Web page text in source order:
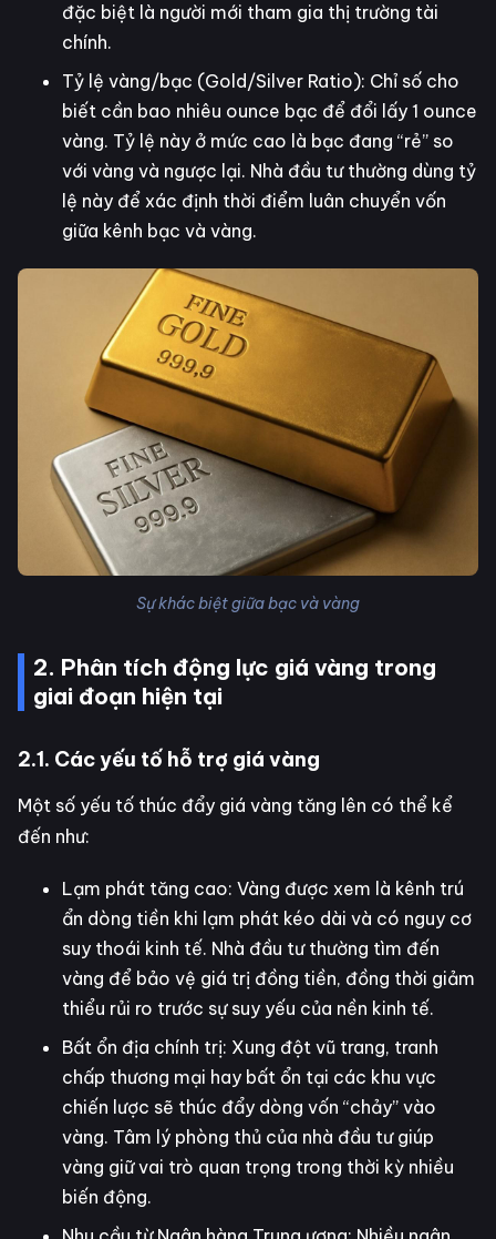
đặc biệt là người mới tham gia thị trường tài
chính.
Tỷ lệ vàng/bạc (Gold/Silver Ratio): Chỉ số cho
biết cần bao nhiêu ounce bạc để đổi lấy 1 ounce
vàng. Tỷ lệ này ở mức cao là bạc đang “rẻ” so
với vàng và ngược lại. Nhà đầu tư thường dùng tỷ
lệ này để xác định thời điểm luân chuyển vốn
giữa kênh bạc và vàng.
Sự khác biệt giữa bạc và vàng
2. Phân tích động lực giá vàng trong
giai đoạn hiện tại
2.1. Các yếu tố hỗ trợ giá vàng
Một số yếu tố thúc đẩy giá vàng tăng lên có thể kể
đến như:
Lạm phát tăng cao: Vàng được xem là kênh trú
ẩn dòng tiền khi lạm phát kéo dài và có nguy cơ
suy thoái kinh tế. Nhà đầu tư thường tìm đến
vàng để bảo vệ giá trị đồng tiền, đồng thời giảm
thiểu rủi ro trước sự suy yếu của nền kinh tế.
Bất ổn địa chính trị: Xung đột vũ trang, tranh
chấp thương mại hay bất ổn tại các khu vực
chiến lược sẽ thúc đẩy dòng vốn “chảy” vào
vàng. Tâm lý phòng thủ của nhà đầu tư giúp
vàng giữ vai trò quan trọng trong thời kỳ nhiều
biến động.